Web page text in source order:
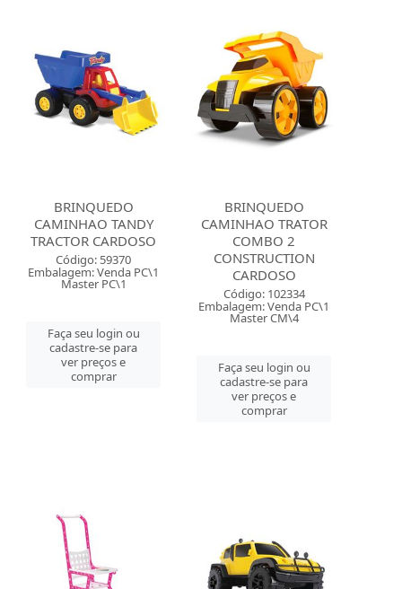
BRINQUEDO
CAMINHAO TANDY
TRACTOR CARDOSO
Código: 59370
Embalagem: Venda PC\1
Master PC\1
Faça seu login ou
cadastre-se para
ver preços e
comprar
BRINQUEDO
CAMINHAO TRATOR
COMBO 2
CONSTRUCTION
CARDOSO
Código: 102334
Embalagem: Venda PC\1
Master CM\4
Faça seu login ou
cadastre-se para
ver preços e
comprar